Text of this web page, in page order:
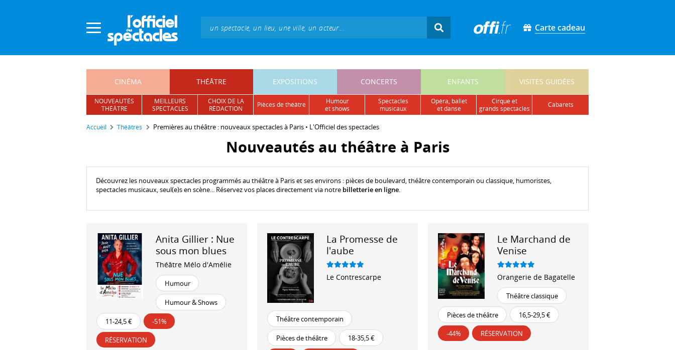
Carte cadeau
CINÉMA THÉÂTRE EXPOSITIONS CONCERTS ENFANTS VISITES GUIDÉES
NOUVEAUTÉS
THÉÂTRE
MEILLEURS
SPECTACLES
CHOIX DE LA
RÉDACTION
pièces de théâtre
humour
et shows
spectacles
musicaux
opéra, ballet
et danse
cirque et
grands spectacles
cabarets
Accueil Théâtres Premières au théâtre : nouveaux spectacles à Paris • L'Officiel des spectacles
Nouveautés au théâtre à Paris
Découvrez les nouveaux spectacles programmés au théâtre à Paris et ses environs : pièces de boulevard, théâtre contemporain ou classique, humoristes,
spectacles musicaux, seul(e)s en scène... Réservez vos places directement via notre billetterie en ligne.
Anita Gillier : Nue
sous mon blues
Théâtre Mélo d'Amélie
Humour
Humour & Shows
11-24,5 € -51%
RÉSERVATION
La Promesse de
l'aube
Le Contrescarpe
Théâtre contemporain
Pièces de théâtre 18-35,5 €
Le Marchand de
Venise
Orangerie de Bagatelle
Théâtre classique
Pièces de théâtre 16,5-29,5 €
-44% RÉSERVATION